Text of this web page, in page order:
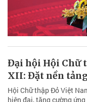
Đại hội Hội Chữ
XII: Đặt nền
Hội Chữ thập Đỏ Việt
hiện đại, tăng cường